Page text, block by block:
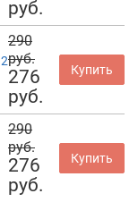
руб.
290
руб.
276
руб.
Купить
290
руб.
276
руб.
Купить